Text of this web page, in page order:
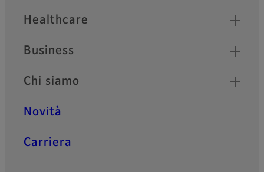
Healthcare
Business
Chi siamo
Novità
Carriera